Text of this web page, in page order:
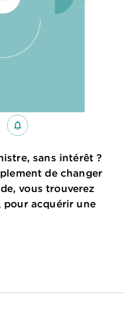
notifications_none_outlined
sans intérêt ?
de changer
vous trouverez
pour acquérir une